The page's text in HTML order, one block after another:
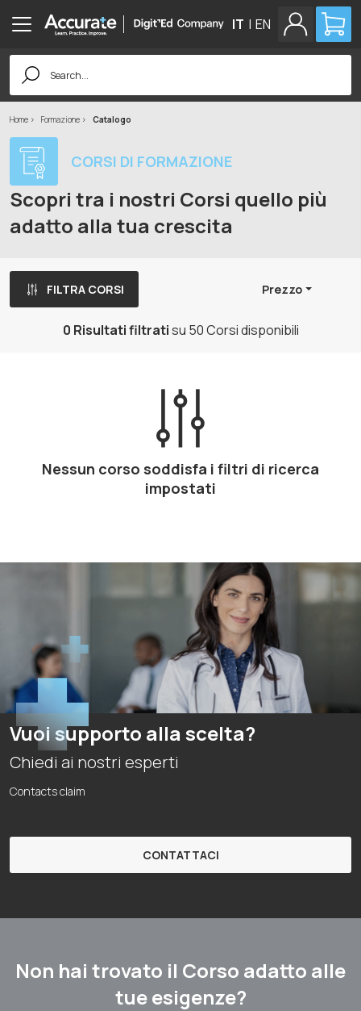
IT | EN
Search
for:
Home Formazione Catalogo
CORSI DI FORMAZIONE
Scopri tra i nostri Corsi quello più
adatto alla tua crescita
FILTRA CORSI Prezzo
0 Risultati filtratisu 50 Corsi disponibili
Nessun corso soddisfa i filtri di ricerca
impostati
Vuoi supporto alla scelta?
Chiedi ai nostri esperti
Contacts claim
CONTATTACI
Non hai trovato il Corso adatto alle
tue esigenze?